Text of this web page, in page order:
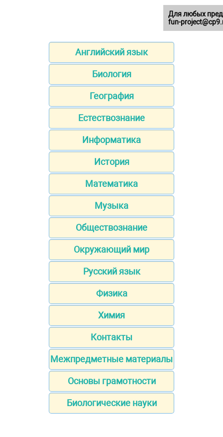
Английский язык
Биология
География
Естествознание
Информатика
История
Математика
Музыка
Обществознание
Окружающий мир
Русский язык
Физика
Химия
Контакты
Межпредметные материалы
Основы грамотности
Биологические науки
Для любых
fun-